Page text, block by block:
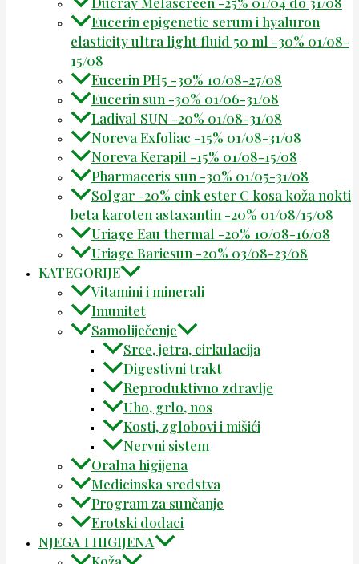
Eucerin epigenetic serum i hyaluron
elasticity ultra light fluid 50 ml -30% 01/08-
15/08
Eucerin PH5 -30% 10/08-27/08
Eucerin sun -30% 01/06-31/08
Ladival SUN -20% 01/08-31/08
Noreva Exfoliac -15% 01/08-31/08
Noreva Kerapil -15% 01/08-15/08
Pharmaceris sun -30% 01/05-31/08
Solgar -20% cink ester C kosa koža nokti
beta karoten astaxantin -20% 01/08/15/08
Uriage Eau thermal -20% 10/08-16/08
Uriage Bariesun -20% 03/08-23/08
KATEGORIJE
Vitamini i minerali
Imunitet
Samoliječenje
Srce, jetra, cirkulacija
Digestivni trakt
Reproduktivno zdravlje
Uho, grlo, nos
Kosti, zglobovi i mišići
Nervni sistem
Oralna higijena
Medicinska sredstva
Program za sunčanje
Erotski dodaci
NJEGA I HIGIJENA